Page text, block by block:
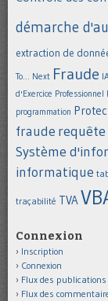
démarche
extraction de
To... Next Fraude
d'Exercice Professionnel
programmation
fraude requête
Système
informatique
traçabilité TVA
Connexion
Inscription
Connexion
Flux des publications
Flux des